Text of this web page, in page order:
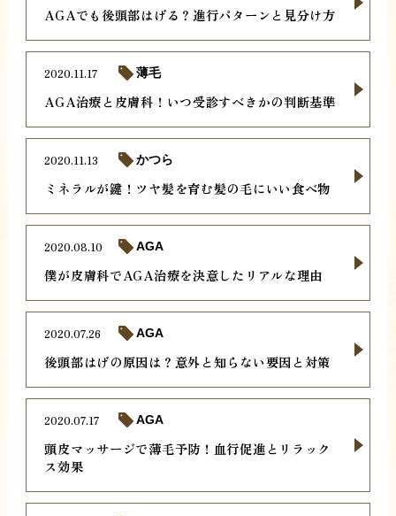
AGAでも後頭部はげる？進行パターンと見分け方
AGA治療と皮膚科！いつ受診すべきかの判断基準
2020.11.17 薄毛
ミネラルが鍵！ツヤ髪を育む髪の毛にいい食べ物
2020.11.13 かつら
僕が皮膚科でAGA治療を決意したリアルな理由
2020.08.10 AGA
後頭部はげの原因は？意外と知らない要因と対策
2020.07.26 AGA
頭皮マッサージで薄毛予防！血行促進とリラック
ス効果
2020.07.17 AGA